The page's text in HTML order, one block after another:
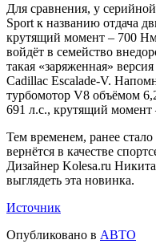
Для сравнения, у
Sport к названию отдача
крутящий момент – 700
войдёт в семейство
такая «заряженная»
Cadillac Escalade-V.
турбомотор V8 объёмом
691 л.с., крутящий
Тем временем, ранее
вернётся в качестве
Дизайнер Kolesa.ru
выглядеть эта новинка.
Источник
Опубликовано в АВТО